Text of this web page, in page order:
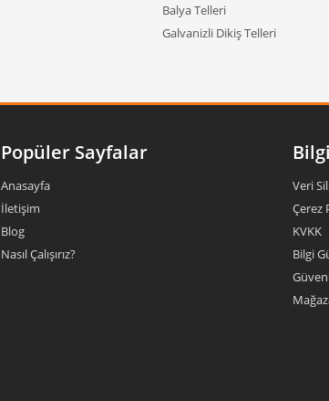
Balya Telleri
Galvanizli Dikiş Telleri
Popüler Sayfalar
Anasayfa
İletişim
Blog
Nasıl Çalışırız?
Veri
Çerez
KVKK
Bilgi